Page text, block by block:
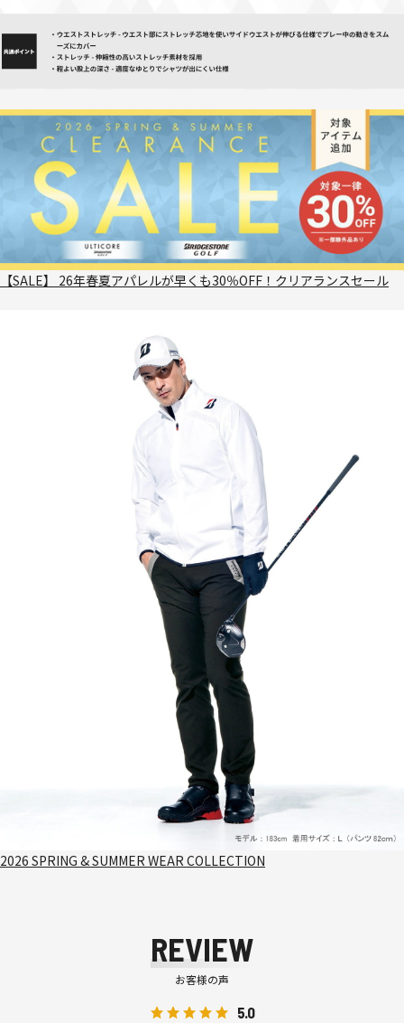
【SALE】 26年春夏アパレルが早くも30％OFF！クリアランスセール
2026 SPRING & SUMMER WEAR COLLECTION
REVIEW
お客様の声
5.0